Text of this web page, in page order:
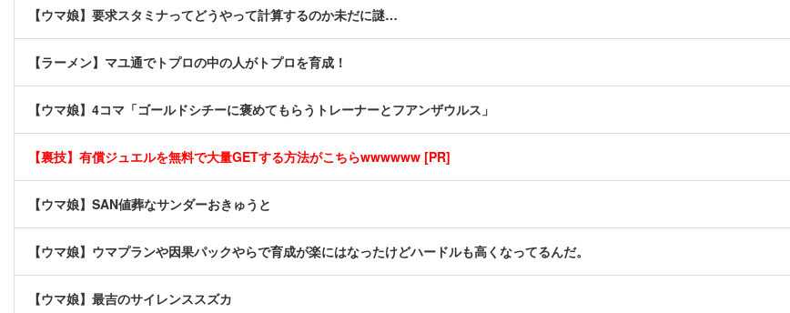
【ウマ娘】要求スタミナってどうやって計算するのか未だに謎…
【ラーメン】マユ通でトプロの中の人がトプロを育成！
【ウマ娘】4コマ「ゴールドシチーに褒めてもらうトレーナーとフアンザウルス」
【裏技】有償ジュエルを無料で大量GETする方法がこちらwwwwww [PR]
【ウマ娘】SAN値葬なサンダーおきゅうと
【ウマ娘】ウマプランや因果パックやらで育成が楽にはなったけどハードルも高くなってるんだ。
【ウマ娘】最吉のサイレンススズカ